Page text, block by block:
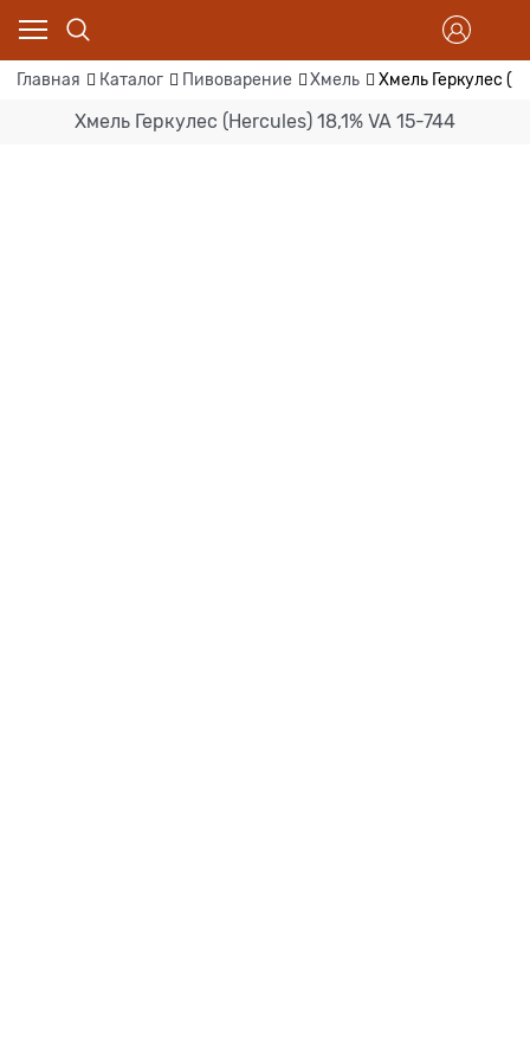
Главная Каталог Пивоварение Хмель Хмель Геркулес
Хмель Геркулес (Hercules) 18,1% VA 15-744